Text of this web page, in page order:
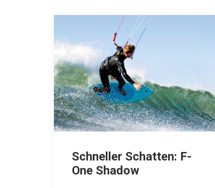
Schneller Schatten: F-
One Shadow